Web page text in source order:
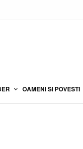
OAMENI SI POVESTI